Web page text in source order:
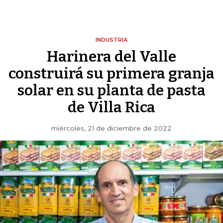
INDUSTRIA
Harinera del Valle
construirá su primera granja
solar en su planta de pasta
de Villa Rica
miércoles, 21 de diciembre de 2022